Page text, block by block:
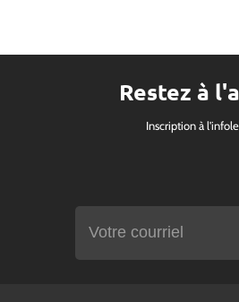
Restez à
Inscription à